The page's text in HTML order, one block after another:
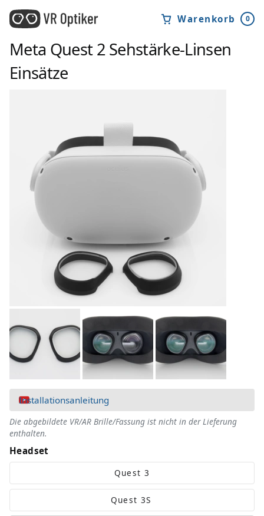
Warenkorb 0
Meta Quest 2Sehstärke-Linsen
Einsätze
Installationsanleitung
Die abgebildete VR/AR Brille/Fassung ist nicht in der Lieferung
enthalten.
Headset
Quest 3
Quest 3S